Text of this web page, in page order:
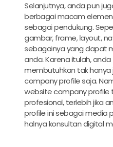
Selanjutnya, anda pun
berbagai macam
sebagai pendukung.
gambar, frame, layout,
sebagainya yang dapat
anda. Karena itulah,
membutuhkan tak hanya
company profilesaja.
website company profile
profesional, terlebih jika
profile ini sebagai media
halnya konsultan digital